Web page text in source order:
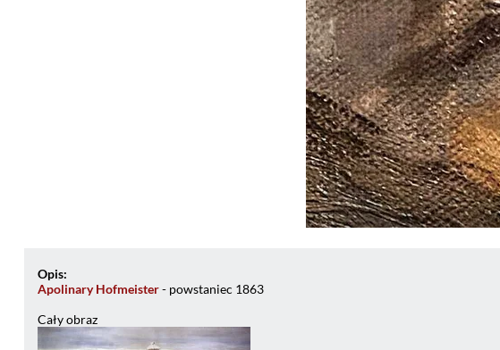
Opis:
Apolinary Hofmeister- powstaniec 1863
Cały obraz